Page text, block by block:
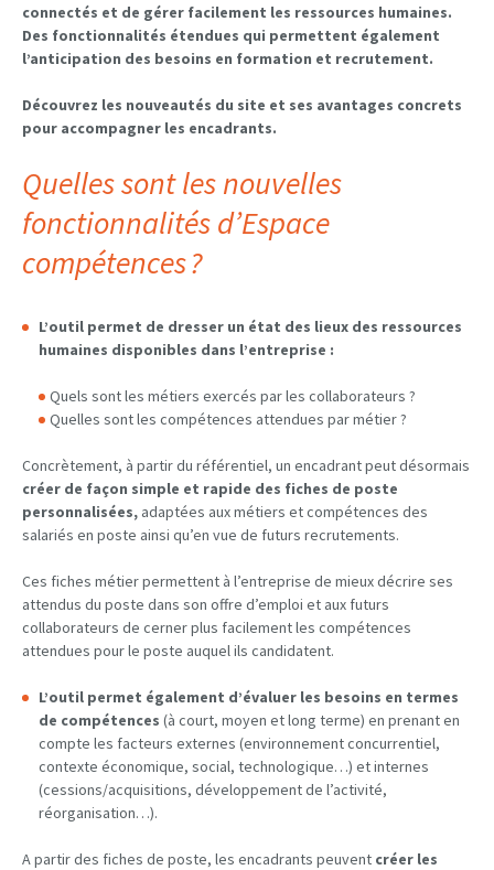
connectés et de gérer facilement les ressources humaines.
Des fonctionnalités étendues qui permettent également
l’anticipation des besoins en formation et recrutement.
Découvrez les nouveautés du site et ses avantages concrets
pour accompagner les encadrants.
Quelles sont les nouvelles
fonctionnalités d’Espace
compétences ?
L’outil permet de dresser un état des lieux des ressources
humaines disponibles dans l’entreprise :
Quels sont les métiers exercés par les collaborateurs ?
Quelles sont les compétences attendues par métier ?
Concrètement, à partir du référentiel, un encadrant peut désormais
créer de façon simple et rapide des fiches de poste
personnalisées, adaptées aux métiers et compétences des
salariés en poste ainsi qu’en vue de futurs recrutements.
Ces fiches métier permettent à l’entreprise de mieux décrire ses
attendus du poste dans son offre d’emploi et aux futurs
collaborateurs de cerner plus facilement les compétences
attendues pour le poste auquel ils candidatent.
L’outil permet également d’évaluer les besoins en termes
de compétences (à court, moyen et long terme) en prenant en
compte les facteurs externes (environnement concurrentiel,
contexte économique, social, technologique…) et internes
(cessions/acquisitions, développement de l’activité,
réorganisation…).
A partir des fiches de poste, les encadrants peuvent créer les